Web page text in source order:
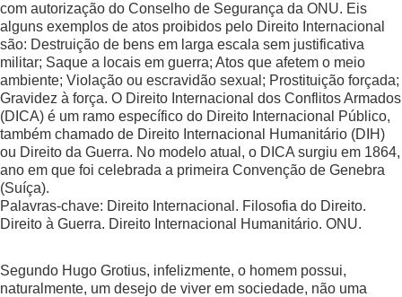
com autorização do Conselho de Segurança da ONU. Eis
alguns exemplos de atos proibidos pelo Direito Internacional
são: Destruição de bens em larga escala sem justificativa
militar; Saque a locais em guerra; Atos que afetem o meio
ambiente; Violação ou escravidão sexual; Prostituição forçada;
Gravidez à força. O Direito Internacional dos Conflitos Armados
(DICA) é um ramo específico do Direito Internacional Público,
também chamado de Direito Internacional Humanitário (DIH)
ou Direito da Guerra. No modelo atual, o DICA surgiu em 1864,
ano em que foi celebrada a primeira Convenção de Genebra
(Suíça).
Palavras-chave: Direito Internacional. Filosofia do Direito.
Direito à Guerra. Direito Internacional Humanitário. ONU.
Segundo Hugo Grotius, infelizmente, o homem possui,
naturalmente, um desejo de viver em sociedade, não uma